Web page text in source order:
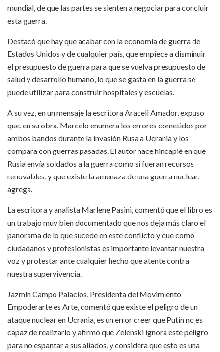
mundial, de que las partes se sienten a negociar para concluir
esta guerra.
Destacó que hay que acabar con la economía de guerra de
Estados Unidos y de cualquier país, que empiece a disminuir
el presupuesto de guerra para que se vuelva presupuesto de
salud y desarrollo humano, lo que se gasta en la guerra se
puede utilizar para construir hospitales y escuelas.
A su vez, en un mensaje la escritora Araceli Amador, expuso
que, en su obra, Marcelo enumera los errores cometidos por
ambos bandos durante la invasión Rusa a Ucrania y los
compara con guerras pasadas. El autor hace hincapié en que
Rusia envía soldados a la guerra como si fueran recursos
renovables, y que existe la amenaza de una guerra nuclear,
agrega.
La escritora y analista Marlene Pasini, comentó que el libro es
un trabajo muy bien documentado que nos deja más claro el
panorama de lo que sucede en este conflicto y que como
ciudadanos y profesionistas es importante levantar nuestra
voz y protestar ante cualquier hecho que atente contra
nuestra supervivencia.
Jazmín Campo Palacios, Presidenta del Movimiento
Empoderarte es Arte, comentó que existe el peligro de un
ataque nuclear en Ucrania, es un error creer que Putin no es
capaz de realizarlo y afirmó que Zelenski ignora este peligro
para no espantar a sus aliados, y considera que esto es una